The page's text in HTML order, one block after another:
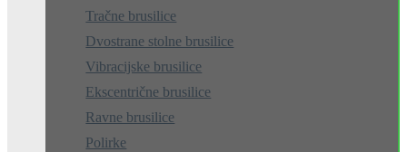
Tračne brusilice
Dvostrane stolne brusilice
Vibracijske brusilice
Ekscentrične brusilice
Ravne brusilice
Polirke